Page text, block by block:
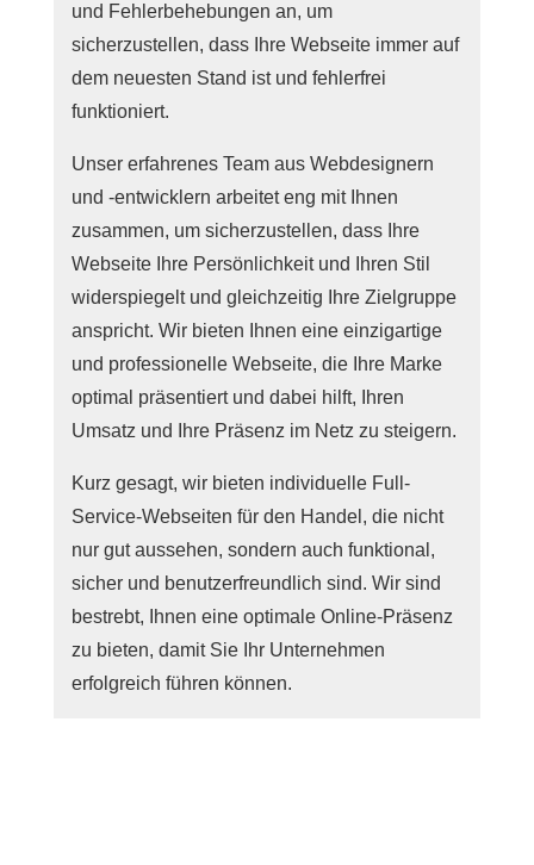
und Fehlerbehebungen an, um
sicherzustellen, dass Ihre Webseite immer auf
dem neuesten Stand ist und fehlerfrei
funktioniert.
Unser erfahrenes Team aus Webdesignern
und -entwicklern arbeitet eng mit Ihnen
zusammen, um sicherzustellen, dass Ihre
Webseite Ihre Persönlichkeit und Ihren Stil
widerspiegelt und gleichzeitig Ihre Zielgruppe
anspricht. Wir bieten Ihnen eine einzigartige
und professionelle Webseite, die Ihre Marke
optimal präsentiert und dabei hilft, Ihren
Umsatz und Ihre Präsenz im Netz zu steigern.
Kurz gesagt, wir bieten individuelle Full-
Service-Webseiten für den Handel, die nicht
nur gut aussehen, sondern auch funktional,
sicher und benutzerfreundlich sind. Wir sind
bestrebt, Ihnen eine optimale Online-Präsenz
zu bieten, damit Sie Ihr Unternehmen
erfolgreich führen können.